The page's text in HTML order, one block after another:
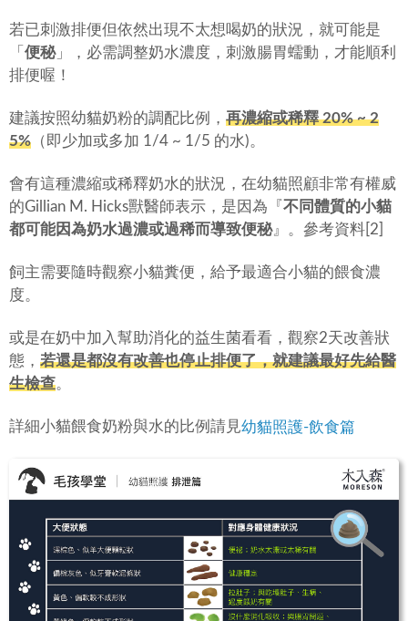
若已刺激排便但依然出現不太想喝奶的狀況，就可能是
「 便秘」，必需調整奶水濃度，刺激腸胃蠕動，才能順利
排便喔！
建議按照幼貓奶粉的調配比例， 再濃縮或稀釋 20% ~ 2
5% （即少加或多加 1/4 ~ 1/5 的水)。
會有這種濃縮或稀釋奶水的狀況，在幼貓照顧非常有權威
的Gillian M. Hicks獸醫師表示，是因為『 不同體質的小貓
都可能因為奶水過濃或過稀而導致便秘』。參考資料[2]
飼主需要隨時觀察小貓糞便，給予最適合小貓的餵食濃
度。
或是在奶中加入幫助消化的益生菌看看，觀察2天改善狀
態， 若還是都沒有改善也停止排便了，就建議最好先給醫
生檢查。
詳細小貓餵食奶粉與水的比例請見幼貓照護-飲食篇